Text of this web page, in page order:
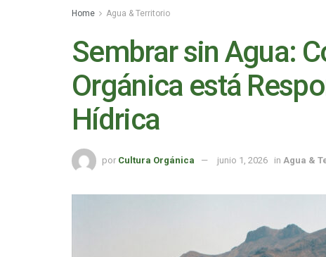
Home Agua & Territorio
Sembrar sin Agua:
Orgánica está
Hídrica
por Cultura Orgánica junio 1, 2026 in Agua &